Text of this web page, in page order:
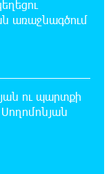
խայտառակ
Անդրանիկ
առաջնագծում
ու պարտքի